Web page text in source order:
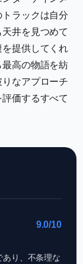
ラックは自分
井を見つめて
提供してくれ
高の物語を紡
なアプローチ
価するすべて
9.0/10
あり、不条理な